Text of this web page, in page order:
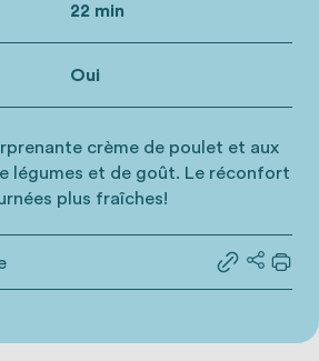
22 min
Oui
crème de poulet et aux
légumes et de goût. Le réconfort
plus fraîches!
Partager